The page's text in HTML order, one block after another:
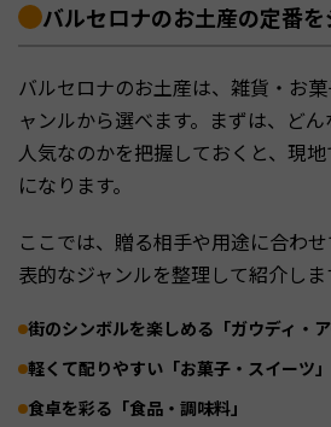
バルセロナのお土産の定番
バルセロナのお土産は、雑貨・お
ャンルから選べます。まずは、ど
人気なのかを把握しておくと、現
になります。
ここでは、贈る相手や用途に合わ
表的なジャンルを整理して紹介しま
街のシンボルを楽しめる「ガウディ・ア
軽くて配りやすい「お菓子・スイーツ」
食卓を彩る「食品・調味料」